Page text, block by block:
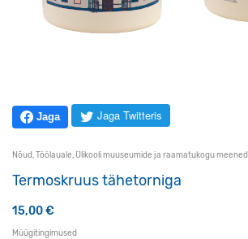
Jaga Jaga Twitteris
Nõud,Töölauale, Ülikooli muuseumide ja raamatukogu meened
Termoskruus tähetorniga
15,00€
Müügitingimused